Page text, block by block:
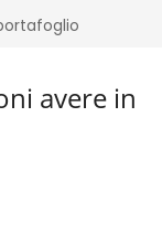
avere in